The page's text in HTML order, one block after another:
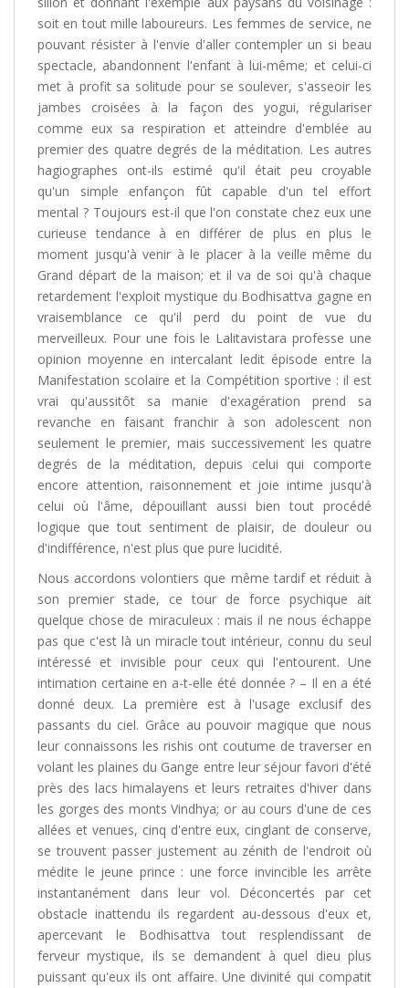
soit en tout mille laboureurs. Les femmes de service, ne
pouvant résister à l'envie d'aller contempler un si beau
spectacle, abandonnent l'enfant à lui-même; et celui-ci
met à profit sa solitude pour se soulever, s'asseoir les
jambes croisées à la façon des yogui, régulariser
comme eux sa respiration et atteindre d'emblée au
premier des quatre degrés de la méditation. Les autres
hagiographes ont-ils estimé qu'il était peu croyable
qu'un simple enfançon fût capable d'un tel effort
mental ? Toujours est-il que l'on constate chez eux une
curieuse tendance à en différer de plus en plus le
moment jusqu'à venir à le placer à la veille même du
Grand départ de la maison; et il va de soi qu'à chaque
retardement l'exploit mystique du Bodhisattva gagne en
vraisemblance ce qu'il perd du point de vue du
merveilleux. Pour une fois le Lalitavistara professe une
opinion moyenne en intercalant ledit épisode entre la
Manifestation scolaire et la Compétition sportive : il est
vrai qu'aussitôt sa manie d'exagération prend sa
revanche en faisant franchir à son adolescent non
seulement le premier, mais successivement les quatre
degrés de la méditation, depuis celui qui comporte
encore attention, raisonnement et joie intime jusqu'à
celui où l'âme, dépouillant aussi bien tout procédé
logique que tout sentiment de plaisir, de douleur ou
d'indifférence, n'est plus que pure lucidité.
Nous accordons volontiers que même tardif et réduit à
son premier stade, ce tour de force psychique ait
quelque chose de miraculeux : mais il ne nous échappe
pas que c'est là un miracle tout intérieur, connu du seul
intéressé et invisible pour ceux qui l'entourent. Une
intimation certaine en a-t-elle été donnée ? – Il en a été
donné deux. La première est à l'usage exclusif des
passants du ciel. Grâce au pouvoir magique que nous
leur connaissons les rishis ont coutume de traverser en
volant les plaines du Gange entre leur séjour favori d'été
près des lacs himalayens et leurs retraites d'hiver dans
les gorges des monts Vindhya; or au cours d'une de ces
allées et venues, cinq d'entre eux, cinglant de conserve,
se trouvent passer justement au zénith de l'endroit où
médite le jeune prince : une force invincible les arrête
instantanément dans leur vol. Déconcertés par cet
obstacle inattendu ils regardent au-dessous d'eux et,
apercevant le Bodhisattva tout resplendissant de
ferveur mystique, ils se demandent à quel dieu plus
puissant qu'eux ils ont affaire. Une divinité qui compatit